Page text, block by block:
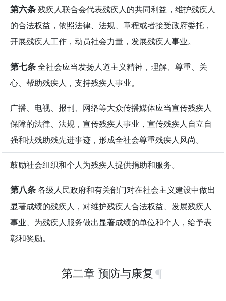
第六条残疾人联合会代表残疾人的共同利益，维护残疾人
的合法权益，依照法律、法规、章程或者接受政府委托，
开展残疾人工作，动员社会力量，发展残疾人事业。
第七条全社会应当发扬人道主义精神，理解、尊重、关
心、帮助残疾人，支持残疾人事业。
广播、电视、报刊、网络等大众传播媒体应当宣传残疾人
保障的法律、法规，宣传残疾人事业，宣传残疾人自立自
强和扶残助残先进事迹，形成全社会尊重残疾人风尚。
鼓励社会组织和个人为残疾人提供捐助和服务。
第八条各级人民政府和有关部门对在社会主义建设中做出
显著成绩的残疾人，对维护残疾人合法权益、发展残疾人
事业、为残疾人服务做出显著成绩的单位和个人，给予表
彰和奖励。
第二章 预防与康复